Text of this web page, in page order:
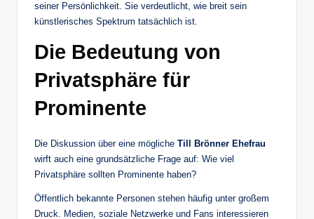
seiner Persönlichkeit. Sie verdeutlicht, wie breit sein
künstlerisches Spektrum tatsächlich ist.
Die Bedeutung von
Privatsphäre für
Prominente
Die Diskussion über eine mögliche Till Brönner Ehefrau
wirft auch eine grundsätzliche Frage auf: Wie viel
Privatsphäre sollten Prominente haben?
Öffentlich bekannte Personen stehen häufig unter großem
Druck. Medien, soziale Netzwerke und Fans interessieren